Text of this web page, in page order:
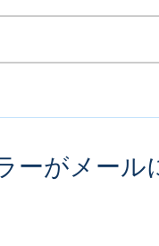
ーがメール